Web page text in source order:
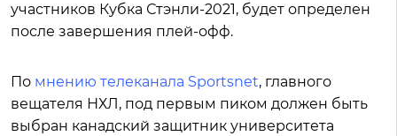
участников Кубка Стэнли-2021, будет определен
после завершения плей-офф.
По мнению телеканала Sportsnet, главного
вещателя НХЛ, под первым пиком должен быть
выбран канадский защитник университета